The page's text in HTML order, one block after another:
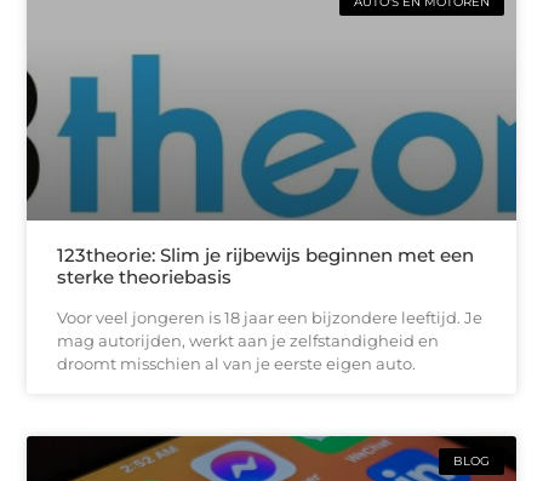
123theorie: Slim je rijbewijs beginnen met een
sterke theoriebasis
Voor veel jongeren is 18 jaar een bijzondere leeftijd. Je
mag autorijden, werkt aan je zelfstandigheid en
droomt misschien al van je eerste eigen auto.
BLOG